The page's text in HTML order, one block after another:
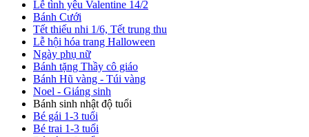
Lễ tình yêu Valentine 14/2
Bánh Cưới
Tết thiếu nhi 1/6, Tết trung thu
Lễ hội hóa trang Halloween
Ngày phụ nữ
Bánh tặng Thầy cô giáo
Bánh Hũ vàng - Túi vàng
Noel - Giáng sinh
Bánh sinh nhật độ tuổi
Bé gái 1-3 tuổi
Bé trai 1-3 tuổi